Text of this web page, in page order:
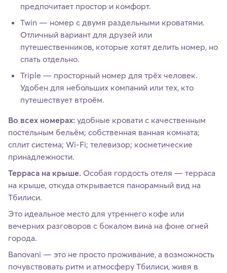
предпочитает простор и комфорт.
Twin — номер с двумя раздельными кроватями.
Отличный вариант для друзей или
путешественников, которые хотят делить номер, но
спать отдельно.
Triple — просторный номер для трёх человек.
Удобен для небольших компаний или тех, кто
путешествует втроём.
Во всех номерах: удобные кровати с качественным
постельным бельём; собственная ванная комната;
сплит система; Wi-Fi; телевизор; косметические
принадлежности.
Терраса на крыше. Особая гордость отеля — терраса
на крыше, откуда открывается панорамный вид на
Тбилиси.
Это идеальное место для утреннего кофе или
вечерних разговоров с бокалом вина на фоне огней
города.
Banovani — это не просто проживание, а возможность
почувствовать ритм и атмосферу Тбилиси, живя в